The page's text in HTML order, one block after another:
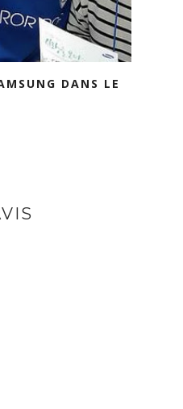
DANS LE